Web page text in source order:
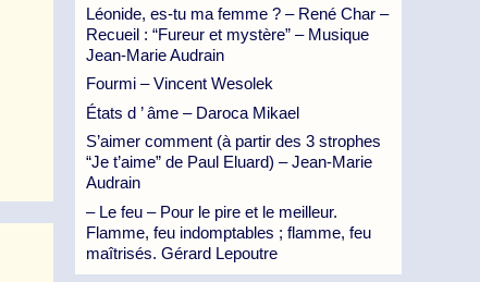
Léonide, es-tu ma femme ? – René Char –
Recueil : “Fureur et mystère” – Musique
Jean-Marie Audrain
Fourmi – Vincent Wesolek
États d ’ âme – Daroca Mikael
S’aimer comment (à partir des 3 strophes
“Je t’aime” de Paul Eluard) – Jean-Marie
Audrain
– Le feu – Pour le pire et le meilleur.
Flamme, feu indomptables ; flamme, feu
maîtrisés. Gérard Lepoutre